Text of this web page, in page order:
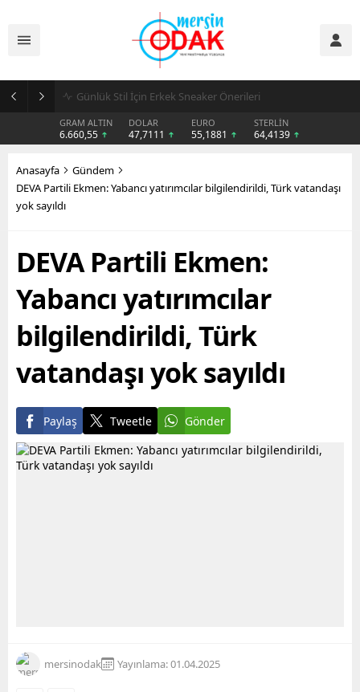
Günlük Stil İçin Erkek Sneaker Önerileri
GRAM ALTIN
6.660,55
DOLAR
47,7111
EURO
55,1881
STERLİN
64,4139
Anasayfa
Gündem
DEVA Partili Ekmen: Yabancı yatırımcılar bilgilendirildi, Türk vatandaşı
yok sayıldı
DEVA Partili Ekmen:
Yabancı yatırımcılar
bilgilendirildi, Türk
vatandaşı yok sayıldı
Paylaş Tweetle Gönder
mersinodak Yayınlama: 01.04.2025